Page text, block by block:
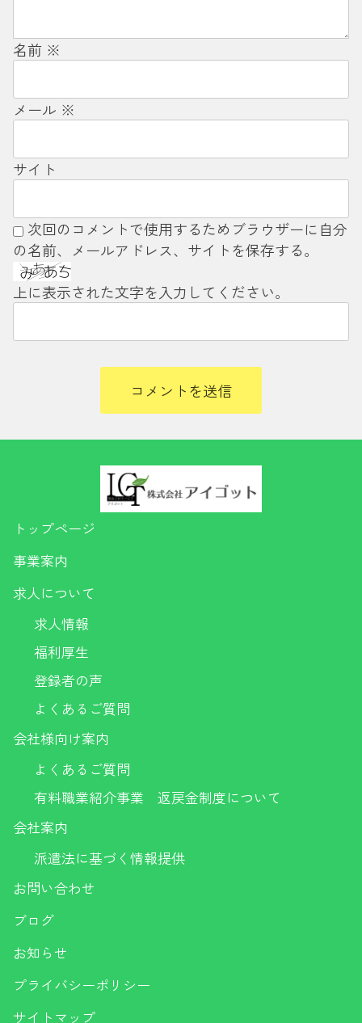
名前 ※
メール ※
サイト
次回のコメントで使用するためブラウザーに自分
の名前、メールアドレス、サイトを保存する。
上に表示された文字を入力してください。
トップページ
事業案内
求人について
求人情報
福利厚生
登録者の声
よくあるご質問
会社様向け案内
よくあるご質問
有料職業紹介事業 返戻金制度について
会社案内
派遣法に基づく情報提供
お問い合わせ
ブログ
お知らせ
プライバシーポリシー
サイトマップ